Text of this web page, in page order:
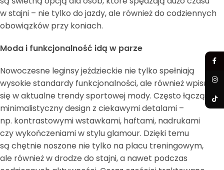
w stajni – nie tylko do jazdy, ale również do codziennych
obowiązków przy koniach.
Moda i funkcjonalność idą w parze
Nowoczesne leginsy jeździeckie nie tylko spełniają
wysokie standardy funkcjonalności, ale również wpisują
się w aktualne trendy sportowej mody. Często łączą
minimalistyczny design z ciekawymi detalami –
np. kontrastowymi wstawkami, haftami, nadrukami
czy wykończeniami w stylu glamour. Dzięki temu
są chętnie noszone nie tylko na placu treningowym,
ale również w drodze do stajni, a nawet podczas